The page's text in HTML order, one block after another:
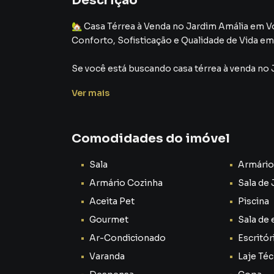
🏡 Casa Térrea à Venda no Jardim Amália em
Conforto, Sofisticação e Qualidade de Vida
Se você está buscando casa térrea à venda
das expectativas. Este não é apenas um lugar
famílias modernas procuram: ambientes
sustentáveis e um espaço perfeito para viver
Ao entrar nesta casa, você sente
grandes diferenciais — perfeita para quem
Ver mais
Comodidades do imóvel
Sala
Armário Cozinha
Sala de
Aceita Pet
Piscina
Gourmet
Sala de
Ar-Condicionado
Varanda
Laje